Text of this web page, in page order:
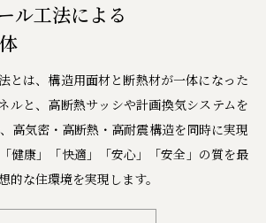
ル工法による
とは、構造用面材と断熱材が一体になった
ルと、高断熱サッシや計画換気システムを
高気密・高断熱・高耐震構造を同時に実現
健康」「快適」「安心」「安全」の質を最
的な住環境を実現します。